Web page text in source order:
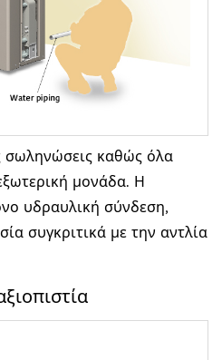
σωληνώσεις καθώς όλα
μονάδα. Η
υδραυλική σύνδεση,
συγκριτικά με την αντλία